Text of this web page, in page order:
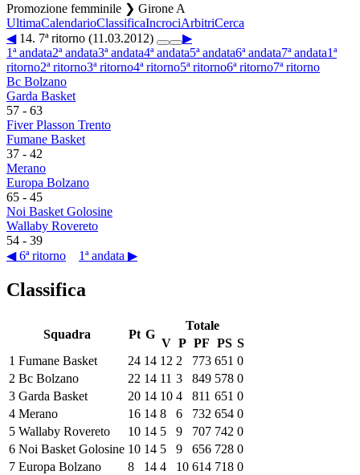
Promozione femminile ❯ Girone A
UltimaCalendarioClassificaIncrociArbitriCerca
◀14. 7ª ritorno (11.03.2012)
▶
1ª andata2ª andata3ª andata4ª andata5ª andata6ª andata7ª andata1ª
ritorno2ª ritorno3ª ritorno4ª ritorno5ª ritorno6ª ritorno7ª ritorno
Bc Bolzano
Garda Basket
57 - 63
Fiver Plasson Trento
Fumane Basket
37 - 42
Merano
Europa Bolzano
65 - 45
Noi Basket Golosine
Wallaby Rovereto
54 - 39
◀ 6ª ritorno
1ª andata ▶
Classifica
Squadra Pt G
Totale
V P PF PS S
1 Fumane Basket 24 14 12 2 773 651 0
2 Bc Bolzano 22 14 11 3 849 578 0
3 Garda Basket 20 14 10 4 811 651 0
4 Merano 16 14 8 6 732 654 0
5 Wallaby Rovereto 10 14 5 9 707 742 0
6 Noi Basket Golosine 10 14 5 9 656 728 0
7 Europa Bolzano 8 14 4 10 614 718 0